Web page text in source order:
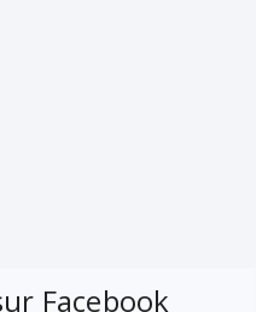
Facebook